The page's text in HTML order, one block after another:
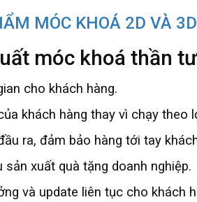
MÓC KHOÁ 2D VÀ
móc khoá thần
cho khách hàng.
khách hàng thay vì chạy theo
ra, đảm bảo hàng tới tay
xuất quà tặng doanh nghiệp.
và update liên tục cho khách